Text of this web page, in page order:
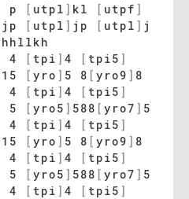
p [ utpl ] kl [ utpf ]
jp [ utpl ] jp [ utpl ] j
hhllkh
4 [ tpi ] 4 [ tpi5 ]
15 [ yro ] 5 8 [ yro9 ] 8
4 [ tpi ] 4 [ tpi5 ]
5 [ yro5 ] 588 [ yro7 ] 5
4 [ tpi ] 4 [ tpi5 ]
15 [ yro ] 5 8 [ yro9 ] 8
4 [ tpi ] 4 [ tpi5 ]
5 [ yro5 ] 588 [ yro7 ] 5
4 [ tpi ] 4 [ tpi5 ]